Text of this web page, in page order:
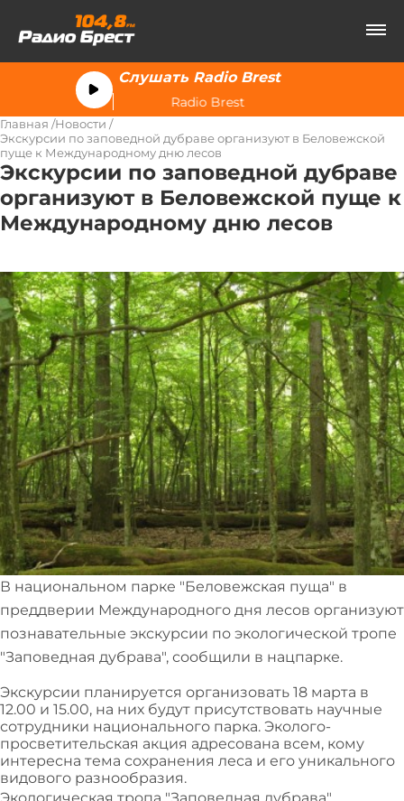
Слушать Radio Brest
Radio Brest
Главная Новости
Экскурсии по заповедной дубраве организуют в Беловежской
пуще к Международному дню лесов
Экскурсии по заповедной дубраве
организуют в Беловежской пуще к
Международному дню лесов
В национальном парке "Беловежская пуща" в
преддверии Международного дня лесов организуют
познавательные экскурсии по экологической тропе
"Заповедная дубрава", сообщили в нацпарке.
Экскурсии планируется организовать 18 марта в
12.00 и 15.00, на них будут присутствовать научные
сотрудники национального парка. Эколого-
просветительская акция адресована всем, кому
интересна тема сохранения леса и его уникального
видового разнообразия.